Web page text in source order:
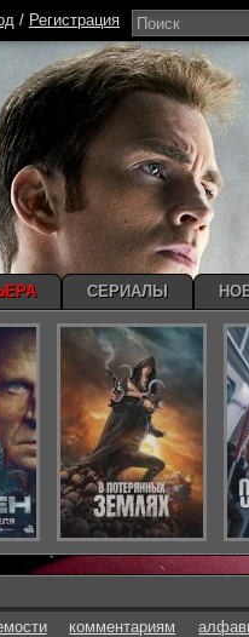
комментариям
/ Регистрация
СЕРИАЛЫ